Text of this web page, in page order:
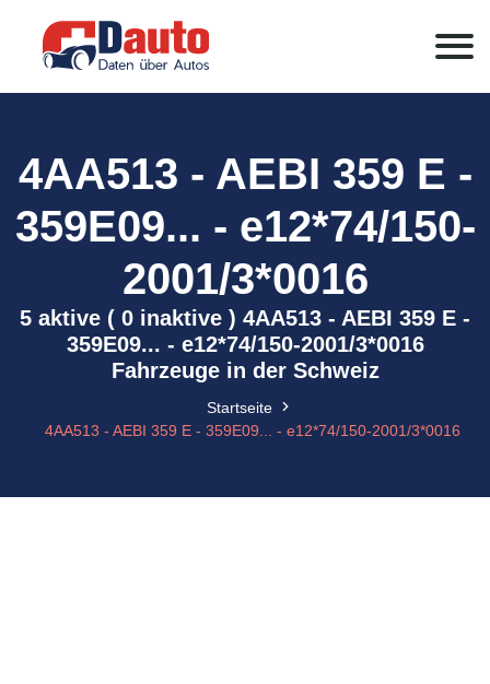
4AA513 - AEBI 359 E -
359E09... - e12*74/150-
2001/3*0016
5 aktive ( 0 inaktive ) 4AA513 - AEBI 359 E -
359E09... - e12*74/150-2001/3*0016
Fahrzeuge in der Schweiz
Startseite
4AA513 - AEBI 359 E - 359E09... - e12*74/150-2001/3*0016